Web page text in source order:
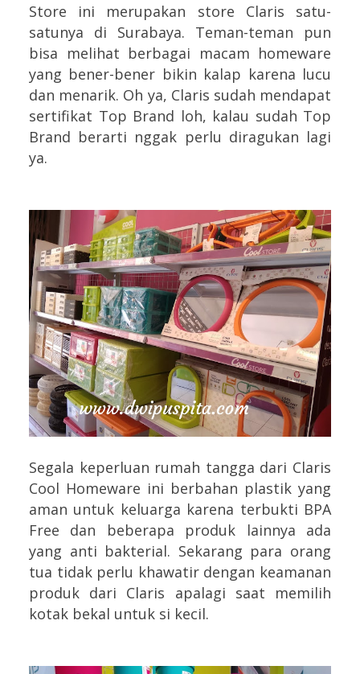
Store ini merupakan store Claris satu-
satunya di Surabaya. Teman-teman pun
bisa melihat berbagai macam homeware
yang bener-bener bikin kalap karena lucu
dan menarik. Oh ya, Claris sudah mendapat
sertifikat Top Brand loh, kalau sudah Top
Brand berarti nggak perlu diragukan lagi
ya.
Segala keperluan rumah tangga dari Claris
Cool Homeware ini berbahan plastik yang
aman untuk keluarga karena terbukti BPA
Free dan beberapa produk lainnya ada
yang anti bakterial. Sekarang para orang
tua tidak perlu khawatir dengan keamanan
produk dari Claris apalagi saat memilih
kotak bekal untuk si kecil.